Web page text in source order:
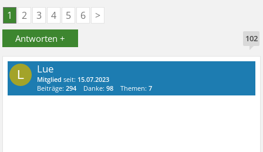
1
2 3 4 5 6 >
Antworten + 102
L Lue
Mitglied seit: 15.07.2023
Beiträge:294 Danke:98 Themen:7